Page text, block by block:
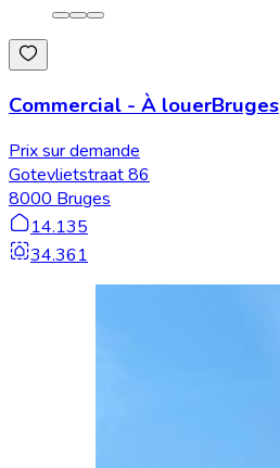
Commercial - À louerBruges
Prix sur demande
Gotevlietstraat 86
8000 Bruges
14.135
34.361